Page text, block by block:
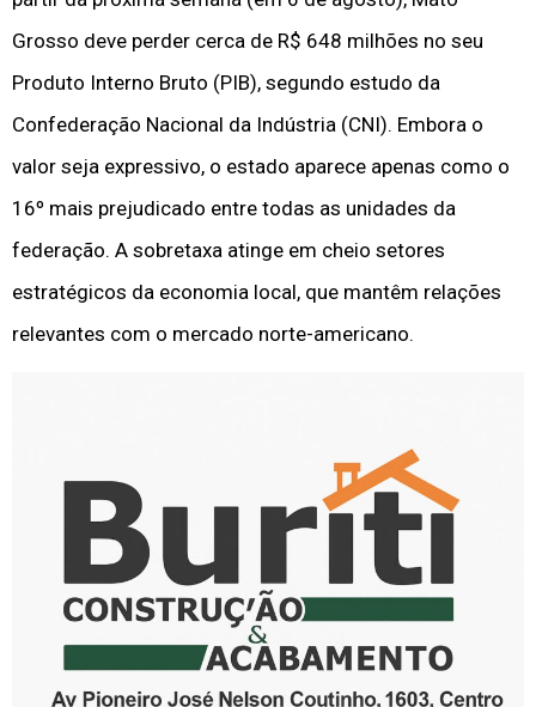
Grosso deve perder cerca de R$ 648 milhões no seu
Produto Interno Bruto (PIB), segundo estudo da
Confederação Nacional da Indústria (CNI). Embora o
valor seja expressivo, o estado aparece apenas como o
16º mais prejudicado entre todas as unidades da
federação. A sobretaxa atinge em cheio setores
estratégicos da economia local, que mantêm relações
relevantes com o mercado norte-americano.